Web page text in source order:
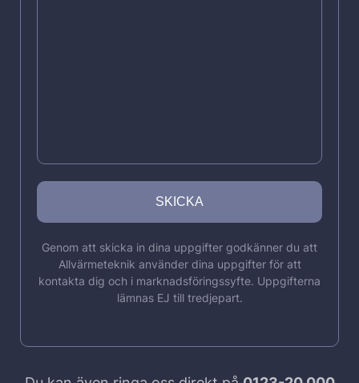
Genom att skicka in dina uppgifter godkänner du att
Allvärmeteknik använder dina uppgifter för att
kontakta dig och i marknadsföringssyfte. Uppgifterna
lämnas EJ till tredjepart.